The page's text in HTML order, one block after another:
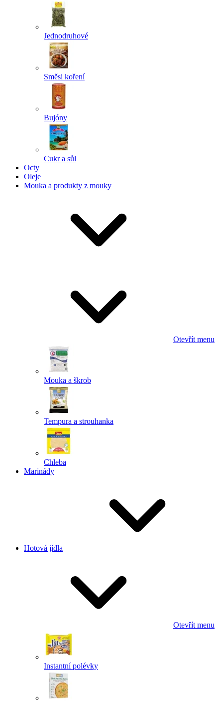
Jednodruhové
Směsi koření
Bujóny
Cukr a sůl
Octy
Oleje
Mouka a produkty z mouky
Otevřít menu
Mouka a škrob
Tempura a strouhanka
Chleba
Marinády
Hotová jídla
Otevřít menu
Instantní polévky
Powered by chaterimo